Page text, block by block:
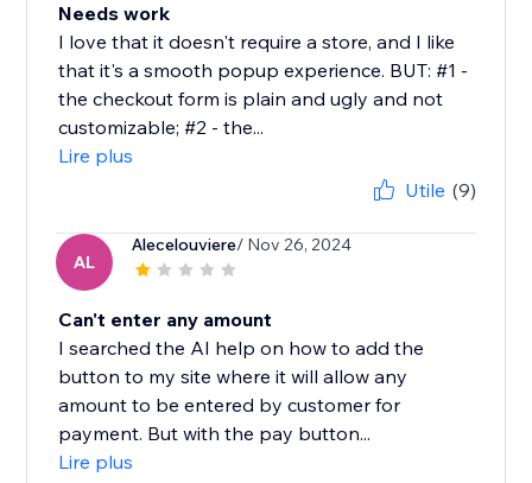
Needs work
I love that it doesn't require a store, and I like
that it's a smooth popup experience. BUT: #1 -
the checkout form is plain and ugly and not
customizable; #2 - the...
Lire plus
Utile (9)
AL
Alecelouviere/ Nov 26, 2024
Can't enter any amount
I searched the AI help on how to add the
button to my site where it will allow any
amount to be entered by customer for
payment. But with the pay button...
Lire plus